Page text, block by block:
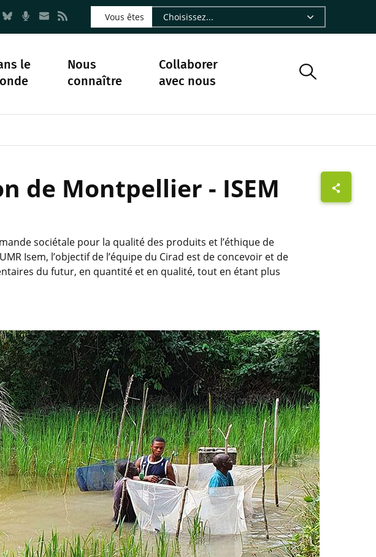
Nous suivre sur LinkedIn - CIRAD
page Nous suivre sur Facebook - CIRAD
à la page Nous suivre sur Instagram - CIRAD
Aller à la page Nous suivre sur Youtube - CIRAD
Aller à la page Nous suivre sur Bluesky - CIRAD
Aller à la page Nourrir le vivant, le podcast du Cirad - CIRAD
Aller à la page Nous contacter par courriel - CIRAD
Aller à la page Flux RSS - CIRAD
Vous êtes
le
Nous
connaître
Notre histoire
Collaborer
avec nous
de Montpellier - ISEM
sociétale pour la qualité des produits et l’éthique de
Isem, l’objectif de l’équipe du Cirad est de concevoir et de
du futur, en quantité et en qualité, tout en étant plus